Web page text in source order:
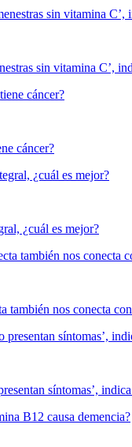
sin vitamina
cáncer?
¿cuál es mejor?
también nos
presentan síntomas’,
B12 causa demencia?